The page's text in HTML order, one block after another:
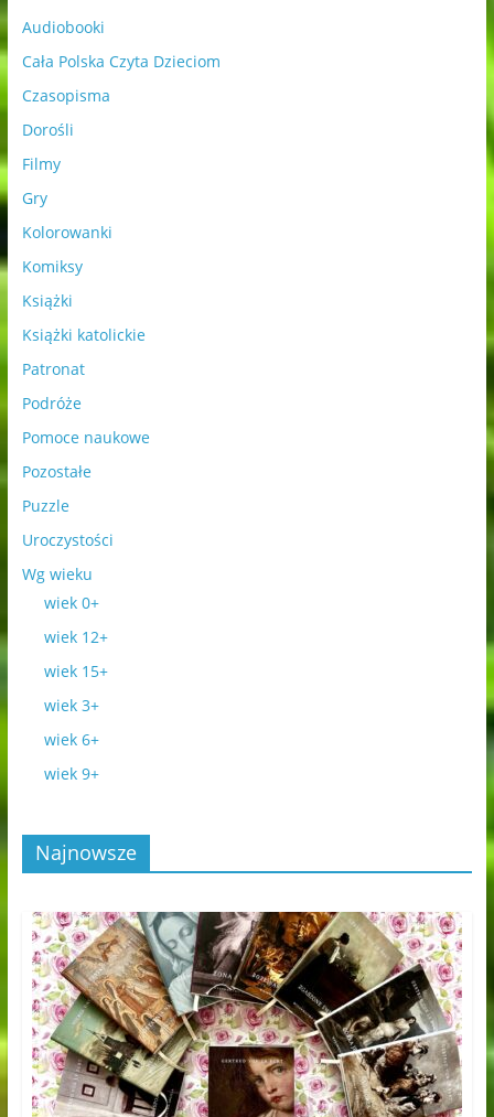
Audiobooki
Cała Polska Czyta Dzieciom
Czasopisma
Dorośli
Filmy
Gry
Kolorowanki
Komiksy
Książki
Książki katolickie
Patronat
Podróże
Pomoce naukowe
Pozostałe
Puzzle
Uroczystości
Wg wieku
wiek 0+
wiek 12+
wiek 15+
wiek 3+
wiek 6+
wiek 9+
Najnowsze